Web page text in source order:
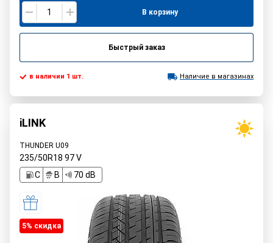
В корзину
Быстрый заказ
в наличии 1 шт. Наличие в магазинах
iLINK
THUNDER U09
235/50R18 97V
C
B 70 dB
5% cкидка